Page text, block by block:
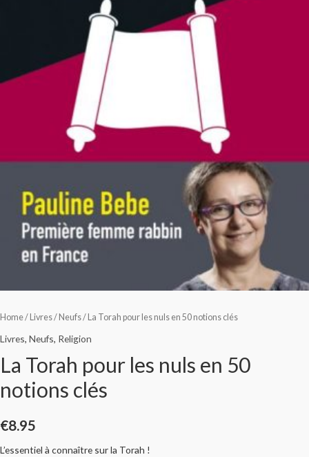
Home/ Livres/ Neufs/ La Torah pour les nuls en 50 notions clés
Livres, Neufs, Religion
La Torah pour les nuls en 50
notions clés
€8.95
L’essentiel à connaître sur la Torah !